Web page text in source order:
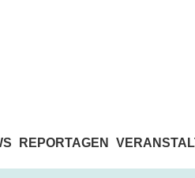
REPORTAGEN